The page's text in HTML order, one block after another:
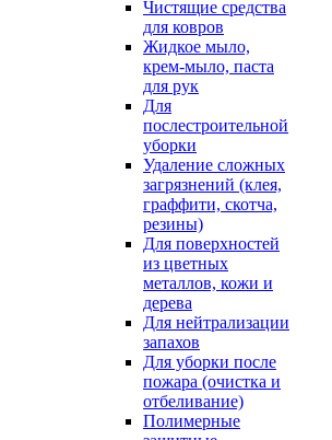
Чистящие средства
для ковров
Жидкое мыло,
крем-мыло, паста
для рук
Для
послестроительной
уборки
Удаление сложных
загрязнений (клея,
граффити, скотча,
резины)
Для поверхностей
из цветных
металлов, кожи и
дерева
Для нейтрализации
запахов
Для уборки после
пожара (очистка и
отбеливание)
Полимерные